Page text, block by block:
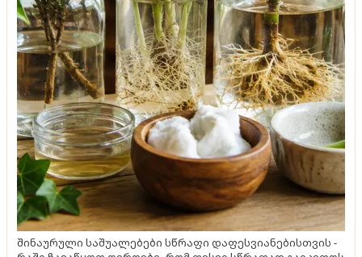
შინაურული საშუალებები სწრაფი დაფესვიანებისთვის -